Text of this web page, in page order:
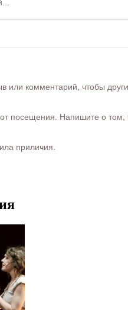
или комментарий, чтобы
посещения. Напишите о
приличия.